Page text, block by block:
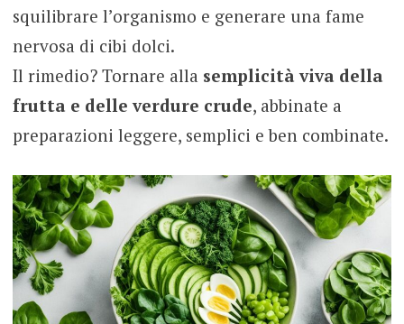
squilibrare l’organismo e generare una fame
nervosa di cibi dolci.
Il rimedio? Tornare alla semplicità viva della
frutta e delle verdure crude, abbinate a
preparazioni leggere, semplici e ben combinate.